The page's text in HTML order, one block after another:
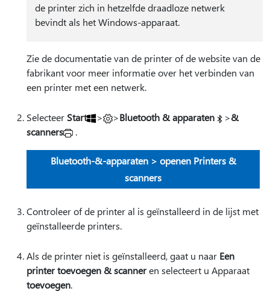
de printer zich in hetzelfde draadloze netwerk
bevindt als het Windows-apparaat.
Zie de documentatie van de printer of de website van de
fabrikant voor meer informatie over het verbinden van
een printer met een netwerk.
Selecteer Start > >Bluetooth & apparaten >&
scanners
.
Bluetooth-&-apparaten > openen Printers &
scanners
Controleer of de printer al is geïnstalleerd in de lijst met
geïnstalleerde printers.
Als de printer niet is geïnstalleerd, gaat u naar Een
printer toevoegen & scanneren selecteert u Apparaat
toevoegen.